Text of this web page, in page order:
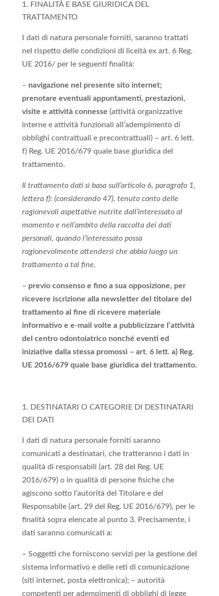
FINALITÀ E BASE GIURIDICA DEL
TRATTAMENTO
I dati di natura personale forniti, saranno trattati
nel rispetto delle condizioni di liceità ex art. 6 Reg.
UE 2016/ per le seguenti finalità:
– navigazione nel presente sito internet;
prenotare eventuali appuntamenti, prestazioni,
visite e attività connesse (attività organizzative
interne e attività funzionali all’adempimento di
obblighi contrattuali e precontrattuali) – art. 6 lett.
f) Reg. UE 2016/679 quale base giuridica del
trattamento.
Il trattamento dati si basa sull’articolo 6, paragrafo 1,
lettera f): (considerando 47), tenuto conto delle
ragionevoli aspettative nutrite dall’interessato al
momento e nell’ambito della raccolta dei dati
personali, quando l’interessato possa
ragionevolmente attendersi che abbia luogo un
trattamento a tal fine.
– previo consenso e fino a sua opposizione, per
ricevere iscrizione alla newsletter del titolare del
trattamento al fine di ricevere materiale
informativo e e-mail volte a pubblicizzare l’attività
del centro odontoiatrico nonché eventi ed
iniziative dalla stessa promossi – art. 6 lett. a) Reg.
UE 2016/679 quale base giuridica del trattamento.
DESTINATARI O CATEGORIE DI DESTINATARI
DEI DATI
I dati di natura personale forniti saranno
comunicati a destinatari, che tratteranno i dati in
qualità di responsabili (art. 28 del Reg. UE
2016/679) o in qualità di persone fisiche che
agiscono sotto l’autorità del Titolare e del
Responsabile (art. 29 del Reg. UE 2016/679), per le
finalità sopra elencate al punto 3. Precisamente, i
dati saranno comunicati a:
– Soggetti che forniscono servizi per la gestione del
sistema informativo e delle reti di comunicazione
(siti internet, posta elettronica); – autorità
competenti per adempimenti di obblighi di legge